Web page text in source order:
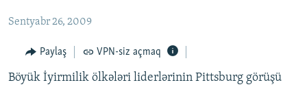
qayıt
#ƏSLINDƏ
FƏRQƏ BAX
QANUNI DOĞRU
Sentyabr 26, 2009
Paylaş VPN-siz açmaq
Böyük İyirmilik ölkələri liderlərinin Pittsburg görüşü